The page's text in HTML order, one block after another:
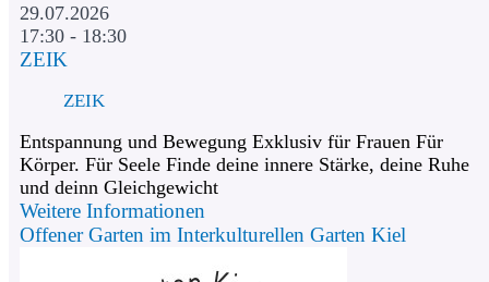
29.07.2026
17:30 - 18:30
ZEIK
ZEIK
Entspannung und Bewegung Exklusiv für Frauen Für
Körper. Für Seele Finde deine innere Stärke, deine Ruhe
und deinn Gleichgewicht
Weitere Informationen
Offener Garten im Interkulturellen Garten Kiel